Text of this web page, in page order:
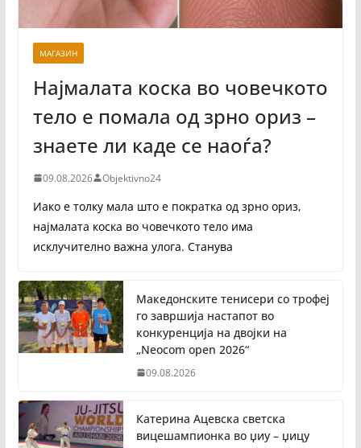
МАГАЗИН
Најмалата коска во човечкото
тело е помала од зрно ориз –
знаете ли каде се наоѓа?
09.08.2026 Objektivno24
Иако е толку мала што е пократка од зрно ориз,
најмалата коска во човечкото тело има
исклучително важна улога. Станува
Македонските тенисери со трофеј
го завршија настапот во
конкуренција на двојки на
„Neocom open 2026“
09.08.2026
Катерина Ацевска светска
вицешампионка во џиу – џицу